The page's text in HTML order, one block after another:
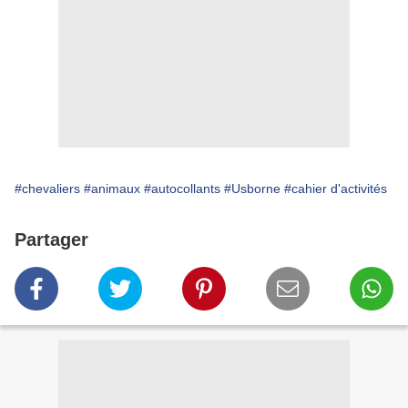
#chevaliers #animaux #autocollants #Usborne #cahier d'activités
Partager